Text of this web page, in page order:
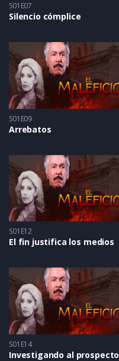
S01E07
Silencio cómplice
S01E09
Arrebatos
S01E12
El fin justifica los medios
S01E14
Investigando al prospecto